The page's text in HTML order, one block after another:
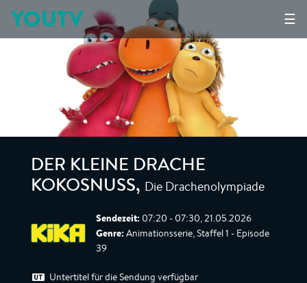
☰
YOUTV
DER KLEINE DRACHE
KOKOSNUSS, Die Drachenolympiade
Sendezeit: 07:20 - 07:30, 21.05.2026
Genre: Animationsserie, Staffel 1 - Episode
39
Untertitel für die Sendung verfügbar